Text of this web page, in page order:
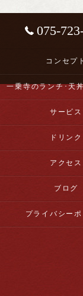
075-
コンセプト
一乗寺のランチ･天
サービス
ドリンク
アクセス
ブログ
プライバシー